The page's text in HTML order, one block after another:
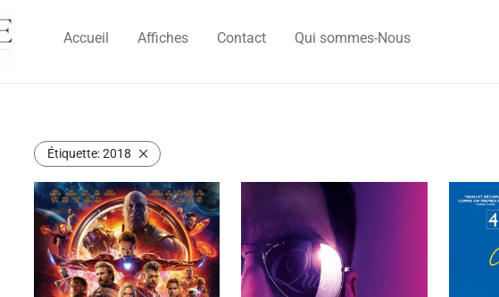
Accueil Affiches Contact Qui sommes-Nous
Étiquette:2018